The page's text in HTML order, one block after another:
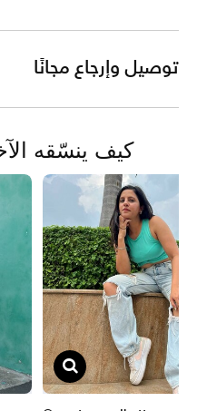
توصيل وإرجاع مجانًا